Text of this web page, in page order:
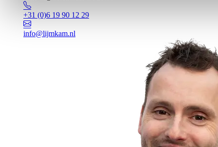
+31 (0)6 19 90 12 29
info@lijmkam.nl